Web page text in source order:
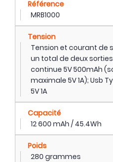
Référence
MRB1000
Tension
Tension et courant de
un total de deux
continue 5V 500mAh
maximale 5V 1A); Usb
5V 1A
Capacité
12 600 mAh / 45.4Wh
Poids
280 grammes